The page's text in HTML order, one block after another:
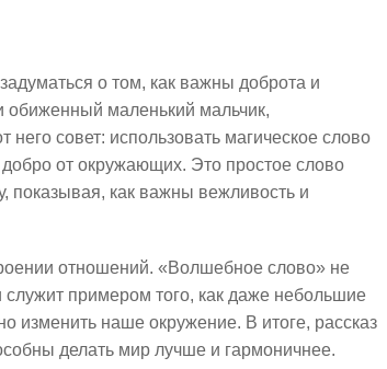
о том, как важны доброта и
маленький мальчик,
совет: использовать магическое слово
от окружающих. Это простое слово
показывая, как важны вежливость и
отношений. «Волшебное слово» не
служит примером того, как даже небольшие
изменить наше окружение. В итоге, рассказ
делать мир лучше и гармоничнее.